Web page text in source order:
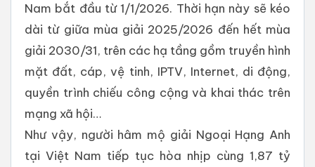
Nam bắt đầu từ 1/1/2026. Thời hạn này sẽ kéo
dài từ giữa mùa giải 2025/2026 đến hết mùa
giải 2030/31, trên các hạ tầng gồm truyền hình
mặt đất, cáp, vệ tinh, IPTV, Internet, di động,
quyền trình chiếu công cộng và khai thác trên
mạng xã hội…
Như vậy, người hâm mộ giải Ngoại Hạng Anh
tại Việt Nam tiếp tục hòa nhịp cùng 1,87 tỷ